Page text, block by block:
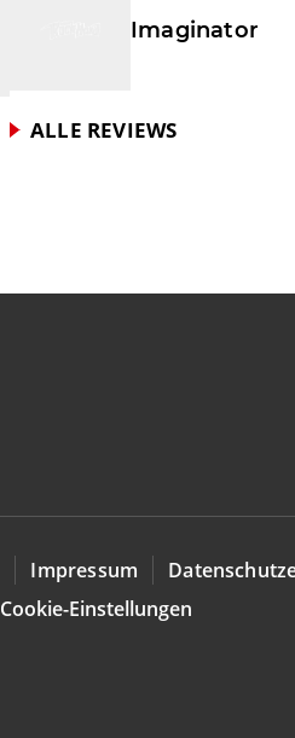
Imaginator
ALLE REVIEWS
Impressum
Cookie-Einstellungen